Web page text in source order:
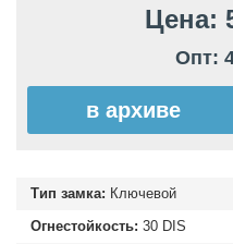
Цена:
Опт:
в архиве
Тип замка: Ключевой
Огнестойкость: 30 DIS